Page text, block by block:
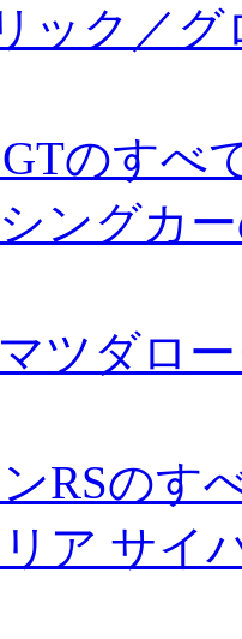
ック／グ
のすべ
ングカ
ツダロ
RSのす
ア サイ